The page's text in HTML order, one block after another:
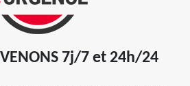
7j/7 et 24h/24